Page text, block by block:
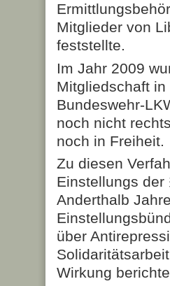
Mitglieder von
feststellte.
Im Jahr 2009
Mitgliedschaft
Bundeswehr-
noch nicht
noch in Freiheit.
Zu diesen
Einstellungs der
Anderthalb
über
Wirkung